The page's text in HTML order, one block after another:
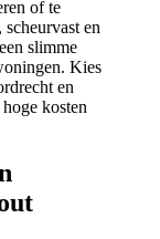
of te
en
slimme
Kies
en
kosten